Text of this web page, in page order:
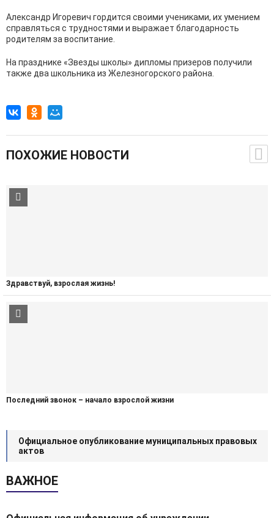
Александр Игоревич гордится своими учениками, их умением
справляться с трудностями и выражает благодарность
родителям за воспитание.
На празднике «Звезды школы» дипломы призеров получили
также два школьника из Железногорского района.
ПОХОЖИЕ НОВОСТИ
Здравствуй, взрослая жизнь!
Последний звонок – начало взрослой жизни
Официальное опубликование муниципальных правовых
актов
ВАЖНОЕ